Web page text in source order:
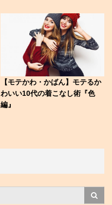
【モテかわ・かばん】モテるか
わいい10代の着こなし術『色
編』